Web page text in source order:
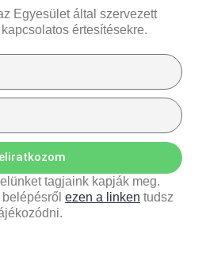
Egyesület által szervezett
értesítésekre.
tagjaink kapják meg.
ezen a linken tudsz